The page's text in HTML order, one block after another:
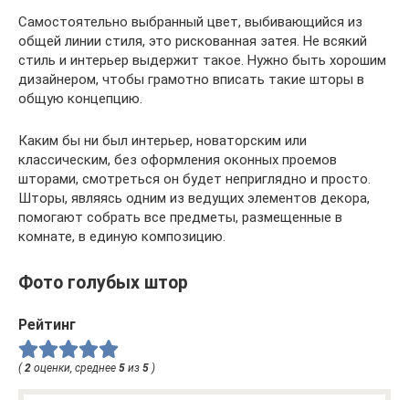
Самостоятельно выбранный цвет, выбивающийся из
общей линии стиля, это рискованная затея. Не всякий
стиль и интерьер выдержит такое. Нужно быть хорошим
дизайнером, чтобы грамотно вписать такие шторы в
общую концепцию.
Каким бы ни был интерьер, новаторским или
классическим, без оформления оконных проемов
шторами, смотреться он будет неприглядно и просто.
Шторы, являясь одним из ведущих элементов декора,
помогают собрать все предметы, размещенные в
комнате, в единую композицию.
Фото голубых штор
Рейтинг
( 2 оценки, среднее 5 из 5 )